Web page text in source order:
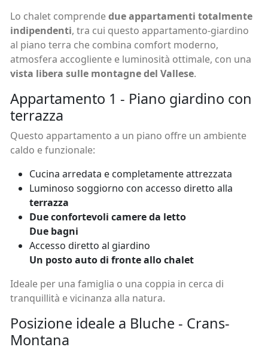
Lo chalet comprendedue appartamenti totalmente
indipendenti, tra cui questo appartamento-giardino
al piano terra che combina comfort moderno,
atmosfera accogliente e luminosità ottimale, con una
vista libera sulle montagne del Vallese.
Appartamento 1 - Piano giardino con
terrazza
Questo appartamento a un piano offre un ambiente
caldo e funzionale:
Cucina arredata e completamente attrezzata
Luminoso soggiorno con accesso diretto alla
terrazza
Due confortevoli camere da letto
Due bagni
Accesso diretto al giardino
Un posto auto di fronte allo chalet
Ideale per una famiglia o una coppia in cerca di
tranquillità e vicinanza alla natura.
Posizione ideale a Bluche - Crans-
Montana